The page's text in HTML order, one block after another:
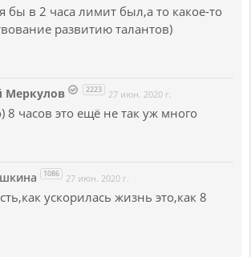
бы в 2 часа лимит был,а то какое-то
развитию талантов)
Меркулов 2223 27 июн. 2020 г.
8 часов это ещё не так уж много
1086 27 июн. 2020 г.
ускорилась жизнь это,как 8